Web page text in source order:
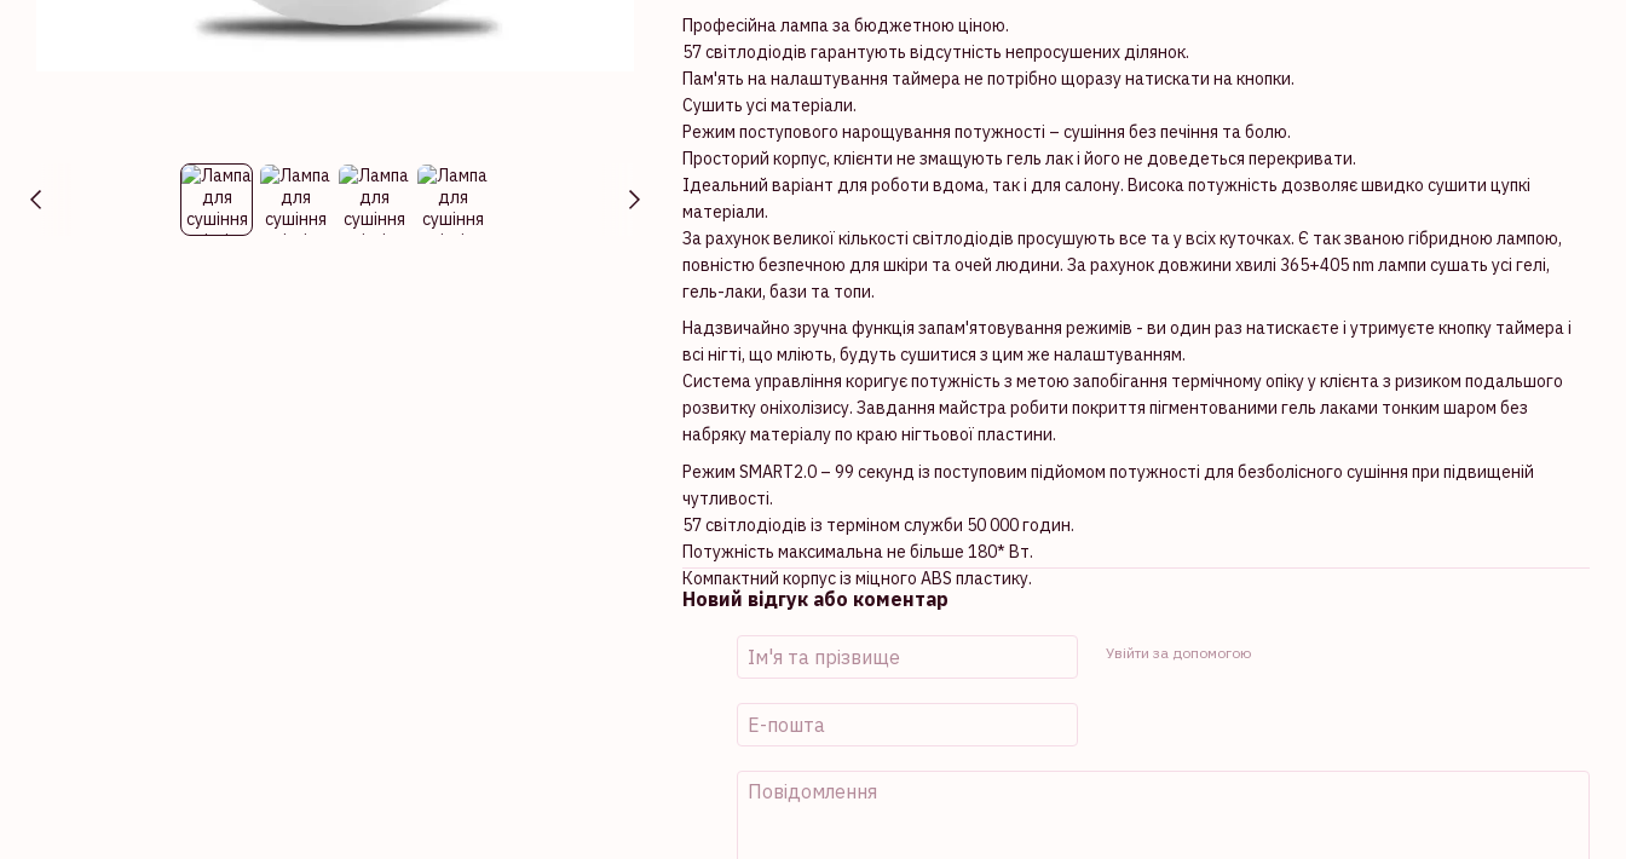
Професійна лампа за бюджетною ціною.
57 світлодіодів гарантують відсутність непросушених ділянок.
Пам'ять на налаштування таймера не потрібно щоразу натискати на кнопки.
Сушить усі матеріали.
Режим поступового нарощування потужності – сушіння без печіння та болю.
Просторий корпус, клієнти не змащують гель лак і його не доведеться перекривати.
Ідеальний варіант для роботи вдома, так і для салону. Висока потужність дозволяє швидко сушити цупкі
матеріали.
За рахунок великої кількості світлодіодів просушують все та у всіх куточках. Є так званою гібридною лампою,
повністю безпечною для шкіри та очей людини. За рахунок довжини хвилі 365+405 nm лампи сушать усі гелі,
гель-лаки, бази та топи.
Надзвичайно зручна функція запам'ятовування режимів - ви один раз натискаєте і утримуєте кнопку таймера і
всі нігті, що мліють, будуть сушитися з цим же налаштуванням.
Система управління коригує потужність з метою запобігання термічному опіку у клієнта з ризиком подальшого
розвитку оніхолізису. Завдання майстра робити покриття пігментованими гель лаками тонким шаром без
набряку матеріалу по краю нігтьової пластини.
Режим SMART2.0 – 99 секунд із поступовим підйомом потужності для безболісного сушіння при підвищеній
чутливості.
57 світлодіодів із терміном служби 50 000 годин.
Потужність максимальна не більше 180* Вт.
Компактний корпус із міцного ABS пластику.
Новий відгук або коментар
Увійти за допомогою